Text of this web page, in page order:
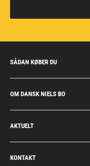
SÅDAN KØBER DU
Fragt og retur
Privatkunder/erhverv
Fakturaaftale
OM DANSK NIELS BO
Privatlivspolitik
Job
Personale
AKTUELT
Dokumentation
KONTAKT